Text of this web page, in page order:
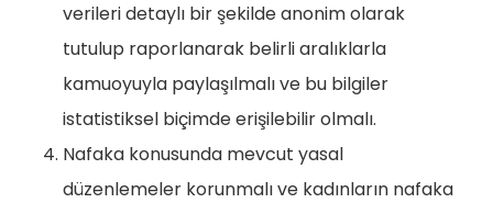
verileri detaylı bir şekilde anonim olarak
tutulup raporlanarak belirli aralıklarla
kamuoyuyla paylaşılmalı ve bu bilgiler
istatistiksel biçimde erişilebilir olmalı.
Nafaka konusunda mevcut yasal
düzenlemeler korunmalı ve kadınların nafaka